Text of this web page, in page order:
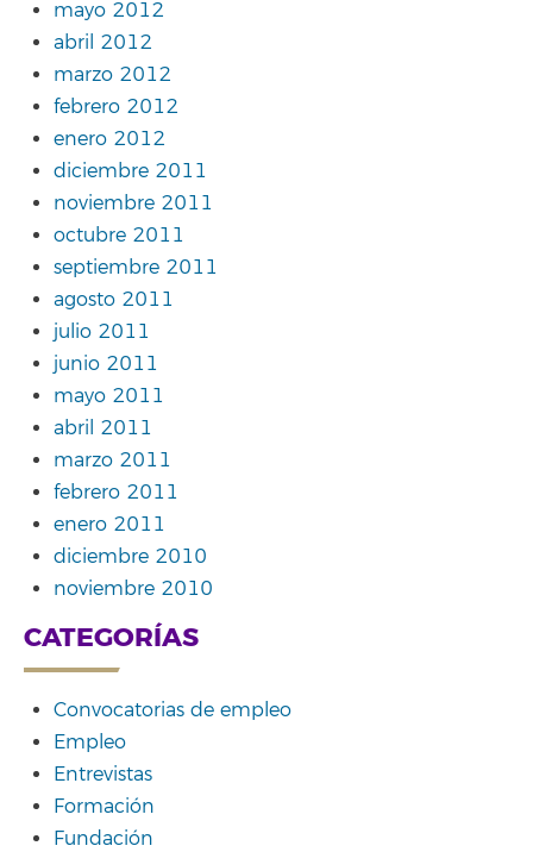
mayo 2012
abril 2012
marzo 2012
febrero 2012
enero 2012
diciembre 2011
noviembre 2011
octubre 2011
septiembre 2011
agosto 2011
julio 2011
junio 2011
mayo 2011
abril 2011
marzo 2011
febrero 2011
enero 2011
diciembre 2010
noviembre 2010
CATEGORÍAS
Convocatorias de empleo
Empleo
Entrevistas
Formación
Fundación